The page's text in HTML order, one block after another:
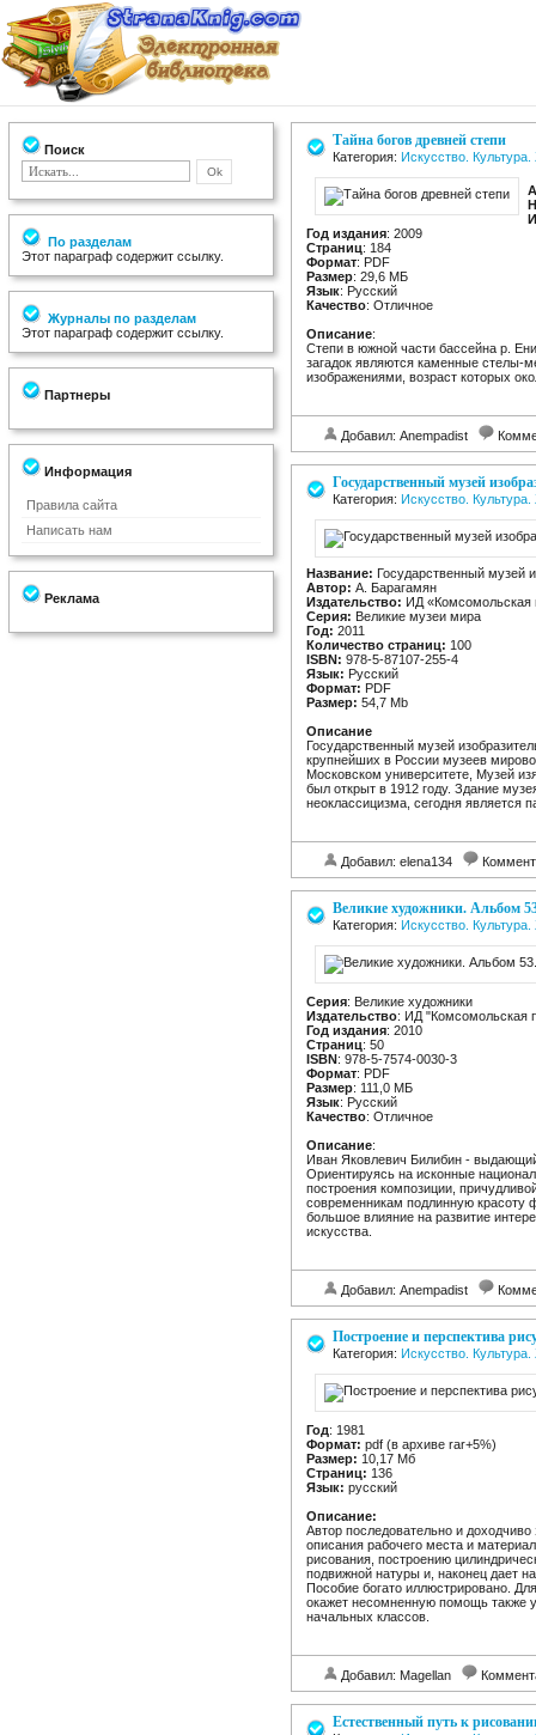
Поиск
По разделам
Этот параграф содержит ссылку.
Журналы по разделам
Этот параграф содержит ссылку.
Партнеры
Информация
Правила сайта
Написать нам
Реклама
Тайна богов древней степи
Категория: Искусство.
Год издания: 2009
Страниц: 184
Формат: PDF
Размер: 29,6 МБ
Язык: Русский
Качество: Отличное
Описание:
Степи в южной части бассейна р.
загадок являются каменные стелы-
изображениями, возраст которых
Добавил: Anempadist
Государственный музей
Категория: Искусство.
Название: Государственный музей
Автор: А. Барагамян
Издательство: ИД «Комсомольская
Серия: Великие музеи мира
Год: 2011
Количество страниц: 100
ISBN: 978-5-87107-255-4
Язык: Русский
Формат: PDF
Размер: 54,7 Mb
Описание
Государственный музей
крупнейших в России музеев
Московском университете, Музей
был открыт в 1912 году. Здание
неоклассицизма, сегодня является
Добавил: elena134
Великие художники. Альбом
Категория: Искусство.
Серия: Великие художники
Издательство: ИД "Комсомольская
Год издания: 2010
Страниц: 50
ISBN: 978-5-7574-0030-3
Формат: PDF
Размер: 111,0 МБ
Язык: Русский
Качество: Отличное
Описание:
Иван Яковлевич Билибин -
Ориентируясь на исконные
построения композиции,
современникам подлинную красоту
большое влияние на развитие
искусства.
Добавил: Anempadist
Построение и перспектива
Категория: Искусство.
Год: 1981
Формат: pdf (в архиве rar+5%)
Размер: 10,17 Мб
Страниц: 136
Язык: русский
Описание:
Автор последовательно и
описания рабочего места и
рисования, построению
подвижной натуры и, наконец дает
Пособие богато иллюстрировано.
окажет несомненную помощь также
начальных классов.
Добавил: Magellan
Естественный путь к